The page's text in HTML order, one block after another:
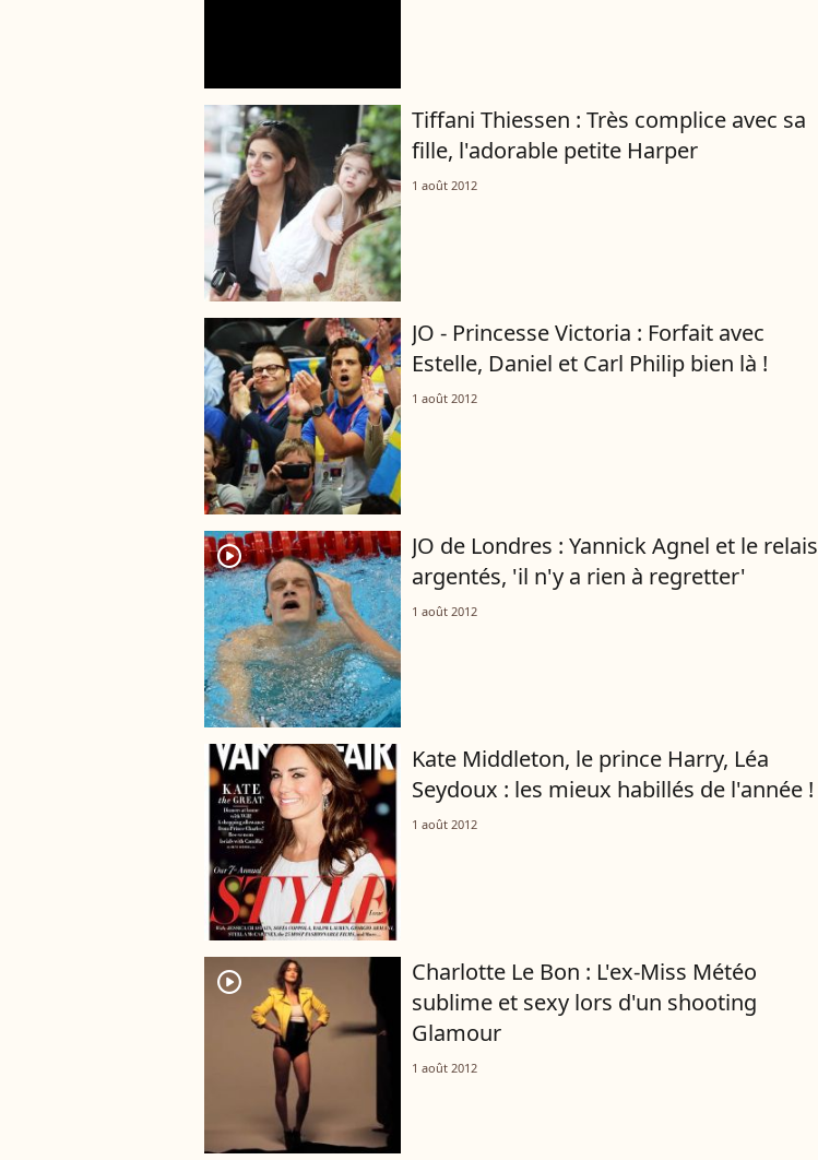
Tiffani Thiessen : Très complice avec sa
fille, l'adorable petite Harper
1 août 2012
JO - Princesse Victoria : Forfait avec
Estelle, Daniel et Carl Philip bien là !
1 août 2012
player2
JO de Londres : Yannick Agnel et le relais
argentés, 'il n'y a rien à regretter'
1 août 2012
Kate Middleton, le prince Harry, Léa
Seydoux : les mieux habillés de l'année !
1 août 2012
player2
Charlotte Le Bon : L'ex-Miss Météo
sublime et sexy lors d'un shooting
Glamour
1 août 2012